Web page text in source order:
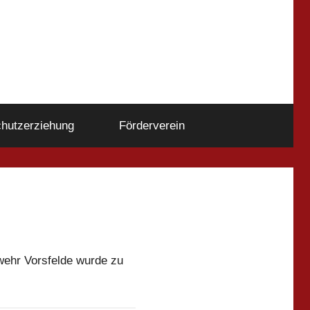
Förderverein
Vorsfelde wurde zu